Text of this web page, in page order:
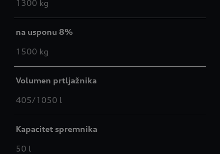
1300 kg
na usponu 8%
1500 kg
Volumen prtljažnika
405/1050 l
Kapacitet spremnika
50 l